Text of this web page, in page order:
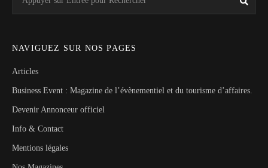
for:
NAVIGUEZ SUR NOS PAGES
Articles
Business Event : Magazine de l’évènementiel et du tourisme d’affaires.
Devenir Annonceur officiel
Info & Contact
Mentions légales